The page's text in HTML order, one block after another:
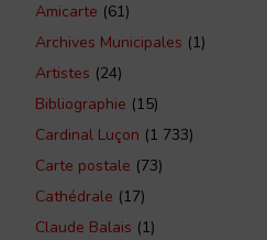
Amicarte (61)
Archives Municipales (1)
Artistes (24)
Bibliographie (15)
Cardinal Luçon (1 733)
Carte postale (73)
Cathédrale (17)
Claude Balais (1)